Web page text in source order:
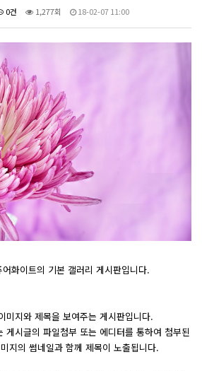
0건 1,277회 18-02-07 11:00
화이트의 기본 갤러리 게시판입니다.
미지와 제목을 보여주는 게시판입니다.
게시글의 파일첨부 또는 에디터를 통하여 첨부된
지의 썸네일과 함께 제목이 노출됩니다.